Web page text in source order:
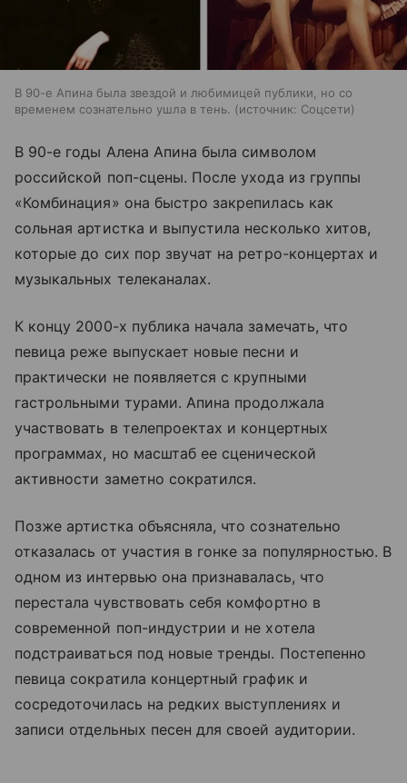
В 90-е Апина была звездой и любимицей публики, но со
временем сознательно ушла в тень.
источник: Соцсети
В 90-е годы Алена Апина была символом
российской поп-сцены. После ухода из группы
«Комбинация» она быстро закрепилась как
сольная артистка и выпустила несколько хитов,
которые до сих пор звучат на ретро-концертах и
музыкальных телеканалах.
К концу 2000-х публика начала замечать, что
певица реже выпускает новые песни и
практически не появляется с крупными
гастрольными турами. Апина продолжала
участвовать в телепроектах и концертных
программах, но масштаб ее сценической
активности заметно сократился.
Позже артистка объясняла, что сознательно
отказалась от участия в гонке за популярностью. В
одном из интервью она признавалась, что
перестала чувствовать себя комфортно в
современной поп-индустрии и не хотела
подстраиваться под новые тренды. Постепенно
певица сократила концертный график и
сосредоточилась на редких выступлениях и
записи отдельных песен для своей аудитории.